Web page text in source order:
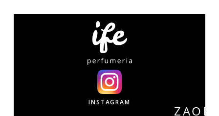
INSTAGRAM